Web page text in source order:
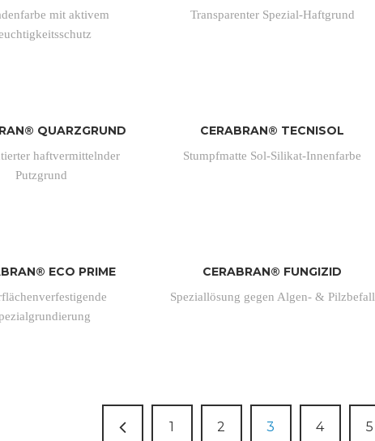
mit aktivem
Transparenter Spezial-Haftgrund
QUARZGRUND
haftvermittelnder
Putzgrund
CERABRAN® TECNISOL
Stumpfmatte Sol-Silikat-Innenfarbe
ECO PRIME CERABRAN® FUNGIZID
Speziallösung gegen Algen- & Pilzbefall
1 2 3 4 5